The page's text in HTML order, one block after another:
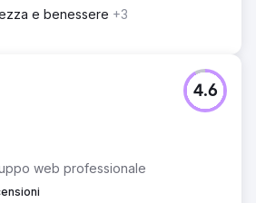
e benessere +3
web professionale
4.6